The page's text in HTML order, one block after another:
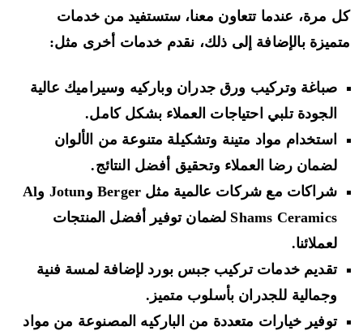
مرة، عندما تتعاون معنا، ستستفيد من خدمات
بالإضافة إلى ذلك، نقدم خدمات أخرى مثل:
صباغة وتركيب ورق جدران وباركيه وسيراميك عالية
الجودة تلبي احتياجات العملاء بشكل كامل.
استخدام مواد متينة وتشكيلة متنوعة من الألوان
لضمان رضا العملاء وتحقيق أفضل النتائج.
شراكات مع شركات عالمية مثل Berger وJotun وAl
Shams Ceramics لضمان توفير أفضل المنتجات
لعملائنا.
تقديم خدمات تركيب جبس بورد لإضافة لمسة فنية
وجمالية للجدران بأسلوب متميز.
توفير خيارات متعددة من الباركيه المصنوعة من مواد